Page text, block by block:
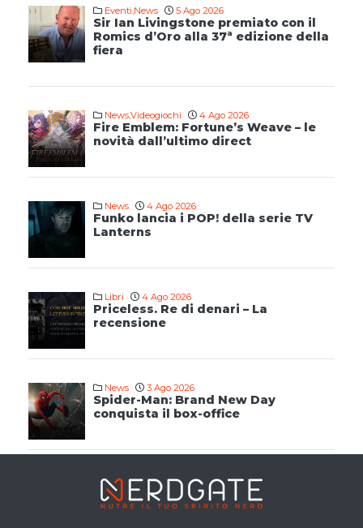
Eventi,News 5 Ago 2026
Sir Ian Livingstone premiato con il
Romics d’Oro alla 37ª edizione della
fiera
News,Videogiochi 4 Ago 2026
Fire Emblem: Fortune’s Weave – le
novità dall’ultimo direct
News 4 Ago 2026
Funko lancia i POP! della serie TV
Lanterns
Libri 4 Ago 2026
Priceless. Re di denari – La
recensione
News 3 Ago 2026
Spider-Man: Brand New Day
conquista il box-office